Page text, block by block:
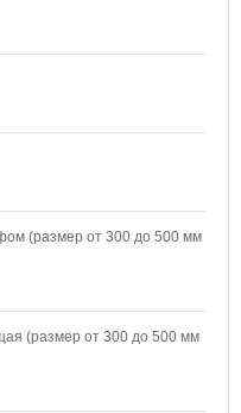
(размер от 300 до 500 мм
(размер от 300 до 500 мм